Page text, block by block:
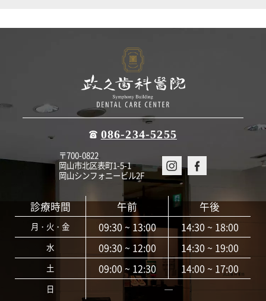
086-234-5255
〒700-0822
岡山市北区表町1-5-1
岡山シンフォニービル2F
診療時間 午前 午後
月・火・金 09:30 ~ 13:00 14:30 ~ 18:00
水 09:30 ~ 12:00 14:30 ~ 19:00
土 09:00 ~ 12:30 14:00 ~ 17:00
日 ―